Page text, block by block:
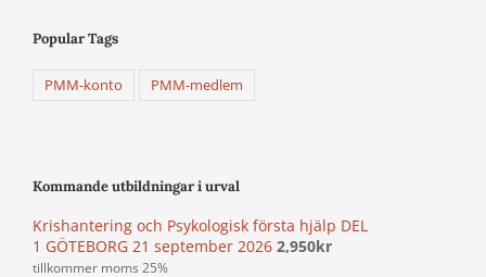
Popular Tags
PMM-konto PMM-medlem
Kommande utbildningar i urval
Krishantering och Psykologisk första hjälp DEL
1 GÖTEBORG 21 september 2026 2,950kr
tillkommer moms 25%